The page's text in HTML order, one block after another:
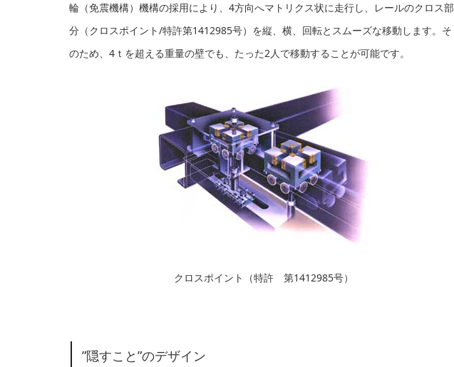
輪（免震機構）機構の採用により、4方向へマトリクス状に走行し、レールのクロス部
分（クロスポイント/特許第1412985号）を縦、横、回転とスムーズな移動します。そ
のため、4ｔを超える重量の壁でも、たった2人で移動することが可能です。
クロスポイント（特許 第1412985号）
”隠すこと”のデザイン